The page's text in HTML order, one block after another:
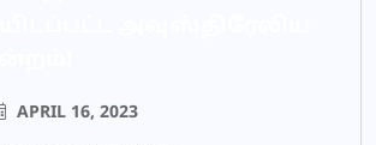
APRIL 16, 2023